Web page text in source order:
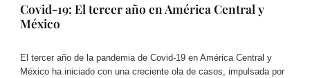
Covid-19: El tercer año en América Central y
México
El tercer año de la pandemia de Covid-19 en América Central y
México ha iniciado con una creciente ola de casos, impulsada por